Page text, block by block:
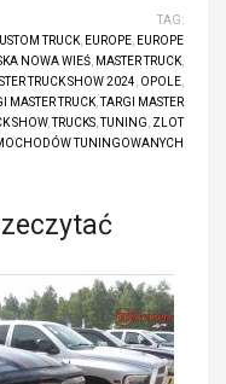
TAG:
TRUCK, EUROPE, EUROPE
NOWA WIEŚ, MASTER TRUCK,
TRUCK SHOW 2024, OPOLE,
MASTER TRUCK,
TARGI MASTER
SHOW, TRUCKS, TUNING, ZLOT
TUNINGOWANYCH